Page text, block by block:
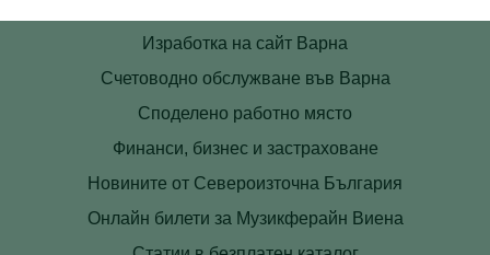
Изработка на сайт Варна
Счетоводно обслужване във Варна
Споделено работно място
Финанси, бизнес и застраховане
Новините от Североизточна България
Онлайн билети за Музикферайн Виена